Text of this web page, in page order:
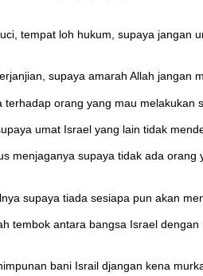
tempat loh hukum, supaya
supaya amarah Allah
orang yang mau
umat Israel yang lain tidak
menjaganya supaya tidak ada
supaya tiada sesiapa pun akan
tembok antara bangsa Israel
bani Israil djangan kena